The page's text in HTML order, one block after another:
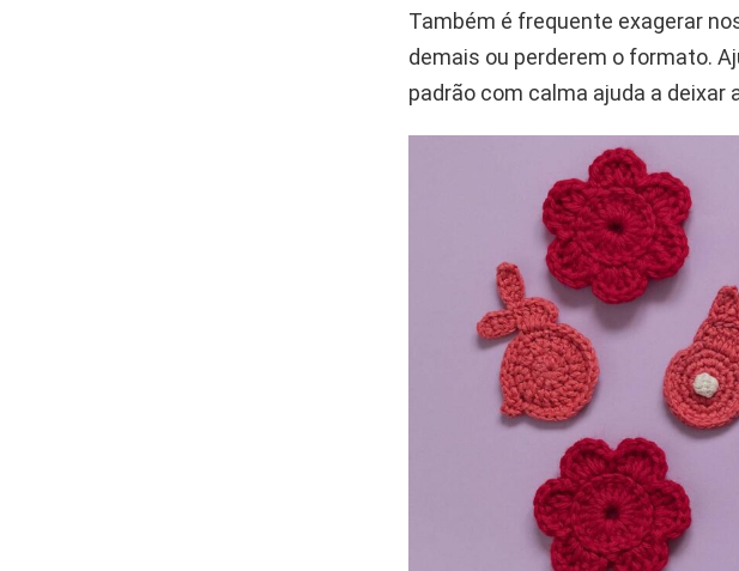
Também é frequente exagerar
demais ou perderem o formato.
padrão com calma ajuda a deixar